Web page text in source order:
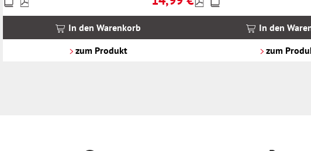
inkl.
In den Warenkorb
zum Produkt
inkl.
In den
zum